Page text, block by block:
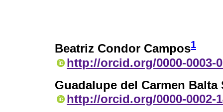
Beatriz Condor Campos1
http://orcid.org/0000-0003-
Guadalupe del Carmen Balta
http://orcid.org/0000-0002-